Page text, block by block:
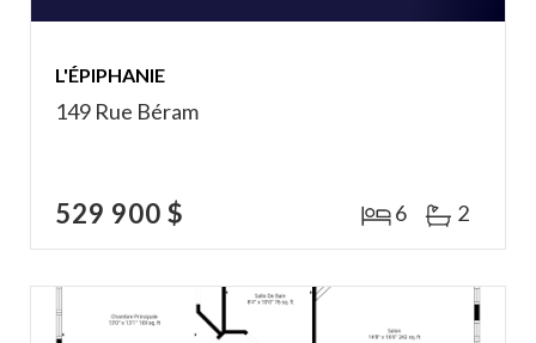
L'ÉPIPHANIE
149 Rue Béram
529 900 $ 6 2